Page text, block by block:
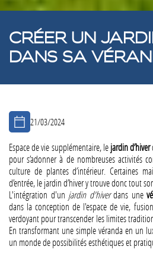
CRÉER UN
DANS SA
Espace de vie supplémentaire, lejardin d’hiver
pour s’adonner à de nombreuses activités
culture de plantes d’intérieur. Certaines
d’entrée, le jardin d’hiver y trouve donc tout
L'intégration d'un jardin d'hiverdans une
dans la conception de l'espace de vie,
verdoyant pour transcender les limites
En transformant une simple véranda en un
un monde de possibilités esthétiques et
21/03/2024